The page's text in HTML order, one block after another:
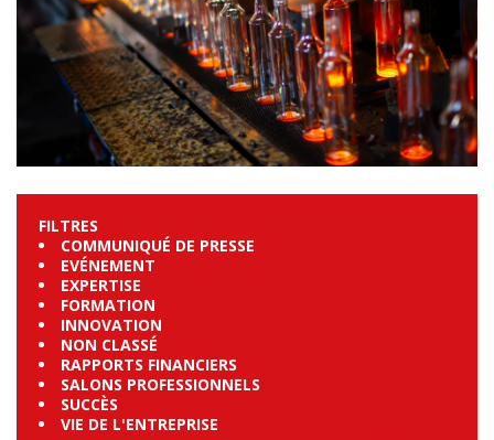
FILTRES
COMMUNIQUÉ DE PRESSE
EVÉNEMENT
EXPERTISE
FORMATION
INNOVATION
NON CLASSÉ
RAPPORTS FINANCIERS
SALONS PROFESSIONNELS
SUCCÈS
VIE DE L'ENTREPRISE